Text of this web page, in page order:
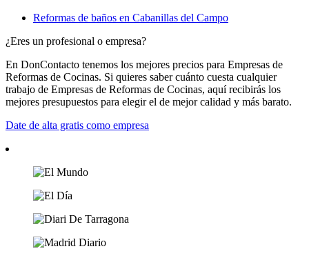
Reformas de baños en Cabanillas del Campo
¿Eres un profesional o empresa?
En DonContacto tenemos los mejores precios para Empresas de
Reformas de Cocinas. Si quieres saber cuánto cuesta cualquier
trabajo de Empresas de Reformas de Cocinas, aquí recibirás los
mejores presupuestos para elegir el de mejor calidad y más barato.
Date de alta gratis como empresa